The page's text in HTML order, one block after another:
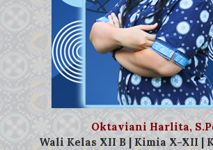
Oktaviani Harlita,
Wali Kelas XII B | Kimia X-XII |